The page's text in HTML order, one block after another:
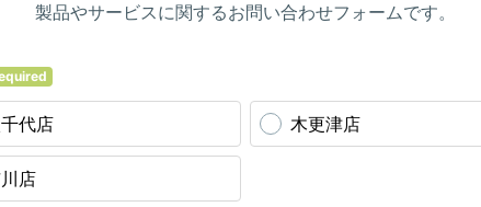
製品やサービスに関するお問い合わせフォームです。
代店 木更津店
店